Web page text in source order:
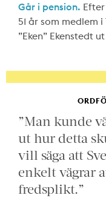
Går i pension.
51 år som medlem
”Eken” Ekenstedt
”Man kunde
ut hur detta
vill säga att
enkelt vägrar
fredsplikt.”